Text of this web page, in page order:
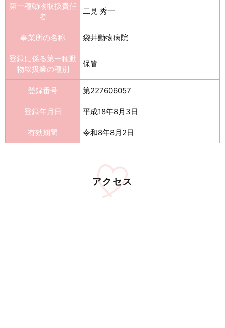
第一種動物取扱責任
者
二見 秀一
事業所の名称 袋井動物病院
登録に係る第一種動
物取扱業の種別
保管
登録番号 第227606057
登録年月日 平成18年8月3日
有効期間 令和8年8月2日
アクセス